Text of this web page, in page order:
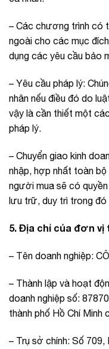
– Các chương trình có
ngoài cho các mục
dụng các yêu cầu bảo
– Yêu cầu pháp lý:
nhân nếu điều đó do
vậy là cần thiết một
pháp lý.
– Chuyển giao kinh
nhập, hợp nhất toàn
người mua sẽ có
lưu trữ, duy trì trong đó
5. Địa chỉ của đơn vị
– Tên doanh nghiệp:
– Thành lập và hoạt
doanh nghiệp số:
thành phố Hồ Chí Minh
– Trụ sở chính: Số